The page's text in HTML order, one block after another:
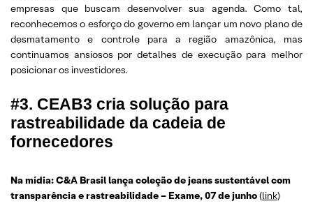
empresas que buscam desenvolver sua agenda. Como tal,
reconhecemos o esforço do governo em lançar um novo plano de
desmatamento e controle para a região amazônica, mas
continuamos ansiosos por detalhes de execução para melhor
posicionar os investidores.
#3. CEAB3 cria solução para
rastreabilidade da cadeia de
fornecedores
Na mídia: C&A Brasil lança coleção de jeans sustentável com
transparência e rastreabilidade – Exame, 07 de junho(link)